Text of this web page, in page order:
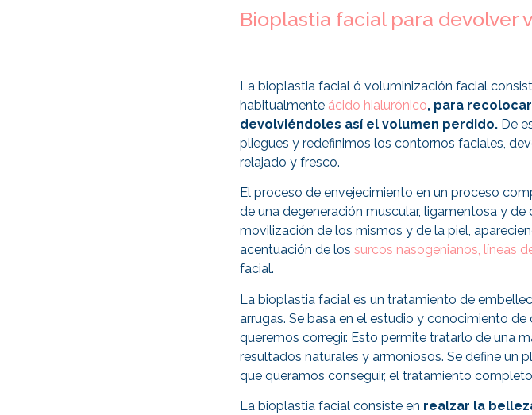
Bioplastia facial para devolver
La bioplastia facial ó voluminización facial
habitualmente ácido hialurónico, para
devolviéndoles así el volumen perdido. De
pliegues y redefinimos los contornos faciales,
relajado y fresco.
El proceso de envejecimiento en un proceso
de una degeneración muscular, ligamentosa y
movilización de los mismos y de la piel,
acentuación de los surcos nasogenianos, líneas
facial.
La bioplastia facial es un tratamiento de
arrugas. Se basa en el estudio y conocimiento
queremos corregir. Esto permite tratarlo de una
resultados naturales y armoniosos. Se define un
que queramos conseguir, el tratamiento
La bioplastia facial consiste en realzar la